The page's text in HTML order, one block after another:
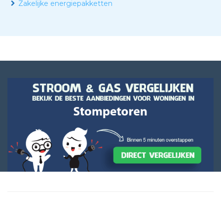
Zakelijke energiepakketten